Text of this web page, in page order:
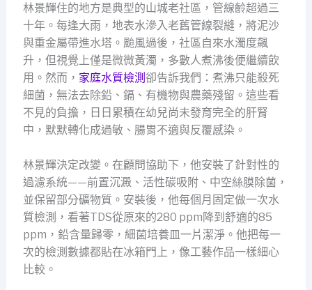
林景輝住的地方是典型的山城老社區，管線齡超過三
十年。每逢大雨，地表水滲入老舊管線裂縫，將泥沙
與重金屬帶進水塔。颱風過後，社區自來水濁度飆
升，但視覺上僅是微微黃濁，多數人煮沸後便繼續飲
用。然而， 家庭水質檢測 卻告訴我們：煮沸只能殺死
細菌，無法去除鉛、鎘、有機物與農藥殘留。這些看
不見的負擔，日日累積在幼兒尚未發育完全的肝腎
中，默默轉化成過敏、腸胃不適與反覆感染。
林景輝決定改變。在顧問協助下，他安裝了針對性的
過濾系統——前置沉澱、活性碳吸附、中空絲膜除菌，
並保留部分礦物質。安裝後，他每個月固定做一次水
質檢測，看著TDS從原來的280 ppm降到舒適的85
ppm，鉛含量歸零，細菌培養皿一片潔淨。他把每一
次的檢測數據都貼在冰箱門上，像工藝作品一樣細心
比較。